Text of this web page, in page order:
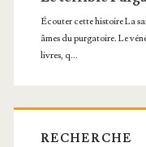
RECHERCHE